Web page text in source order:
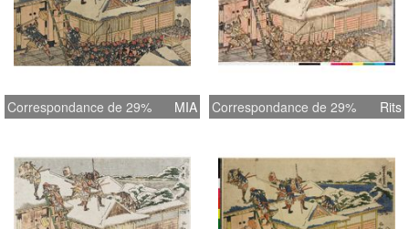
Correspondance de 29% MIA Correspondance de 29% Rits